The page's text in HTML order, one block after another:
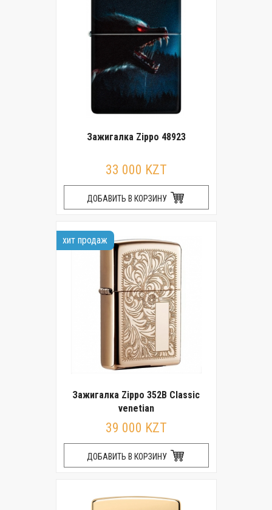
Зажигалка Zippo 48923
33 000 KZT
ДОБАВИТЬ В КОРЗИНУ
хит продаж
Зажигалка Zippo 352B Classic
venetian
39 000 KZT
ДОБАВИТЬ В КОРЗИНУ